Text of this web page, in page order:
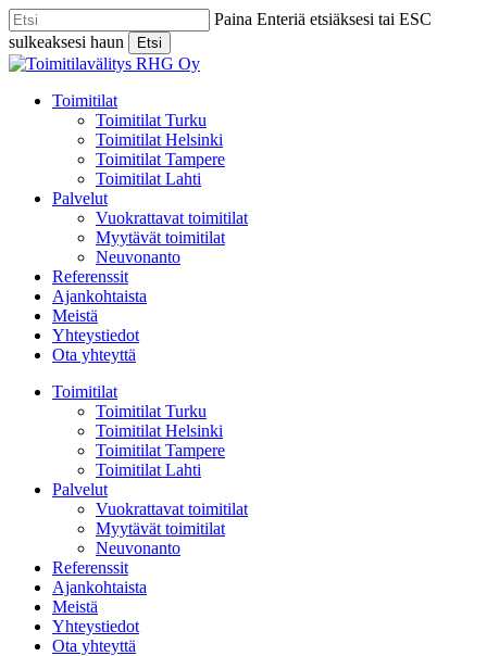
Skip
to
main
content
Paina Enteriä etsiäksesi tai ESC
sulkeaksesi haun
Etsi
Close
Menu
Toimitilat
Toimitilat Turku
Toimitilat Helsinki
Toimitilat Tampere
Toimitilat Lahti
Palvelut
Vuokrattavat toimitilat
Myytävät toimitilat
Neuvonanto
Referenssit
Ajankohtaista
Meistä
Yhteystiedot
Ota yhteyttä
Toimitilat
Toimitilat Turku
Toimitilat Helsinki
Toimitilat Tampere
Toimitilat Lahti
Palvelut
Vuokrattavat toimitilat
Myytävät toimitilat
Neuvonanto
Referenssit
Ajankohtaista
Meistä
Yhteystiedot
Ota yhteyttä